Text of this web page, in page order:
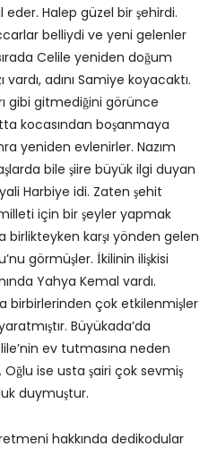
Halep güzel bir şehirdi.
belliydi ve yeni gelenler
Celile yeniden doğum
vardı, adını Samiye koyacaktı.
gibi gitmediğini görünce
kocasından boşanmaya
yeniden evlenirler. Nazım
bile şiire büyük ilgi duyan
Harbiye idi. Zaten şehit
için bir şeyler yapmak
birlikteyken karşı yönden gelen
görmüşler. İkilinin ilişkisi
Yahya Kemal vardı.
birbirlerinden çok etkilenmişler
Büyükada’da
ev tutmasına neden
Oğlu ise usta şairi çok sevmiş
duymuştur.
hakkında dedikodular